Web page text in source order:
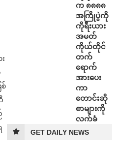
စ်
က ၈၈၈၈
အကြိုပွဲကို
ကိုရီးယား
အမတ်
ကိုယ်တိုင်
တက်
ရောက်
အားပေး
ကာ
တောင်းဆို
စာများကို
လက်ခံ
GET DAILY NEWS